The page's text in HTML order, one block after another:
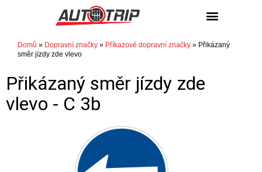
Domů » Dopravní značky » Příkazové dopravní značky » Přikázaný
směr jízdy zde vlevo
Přikázaný směr jízdy zde
vlevo - C 3b